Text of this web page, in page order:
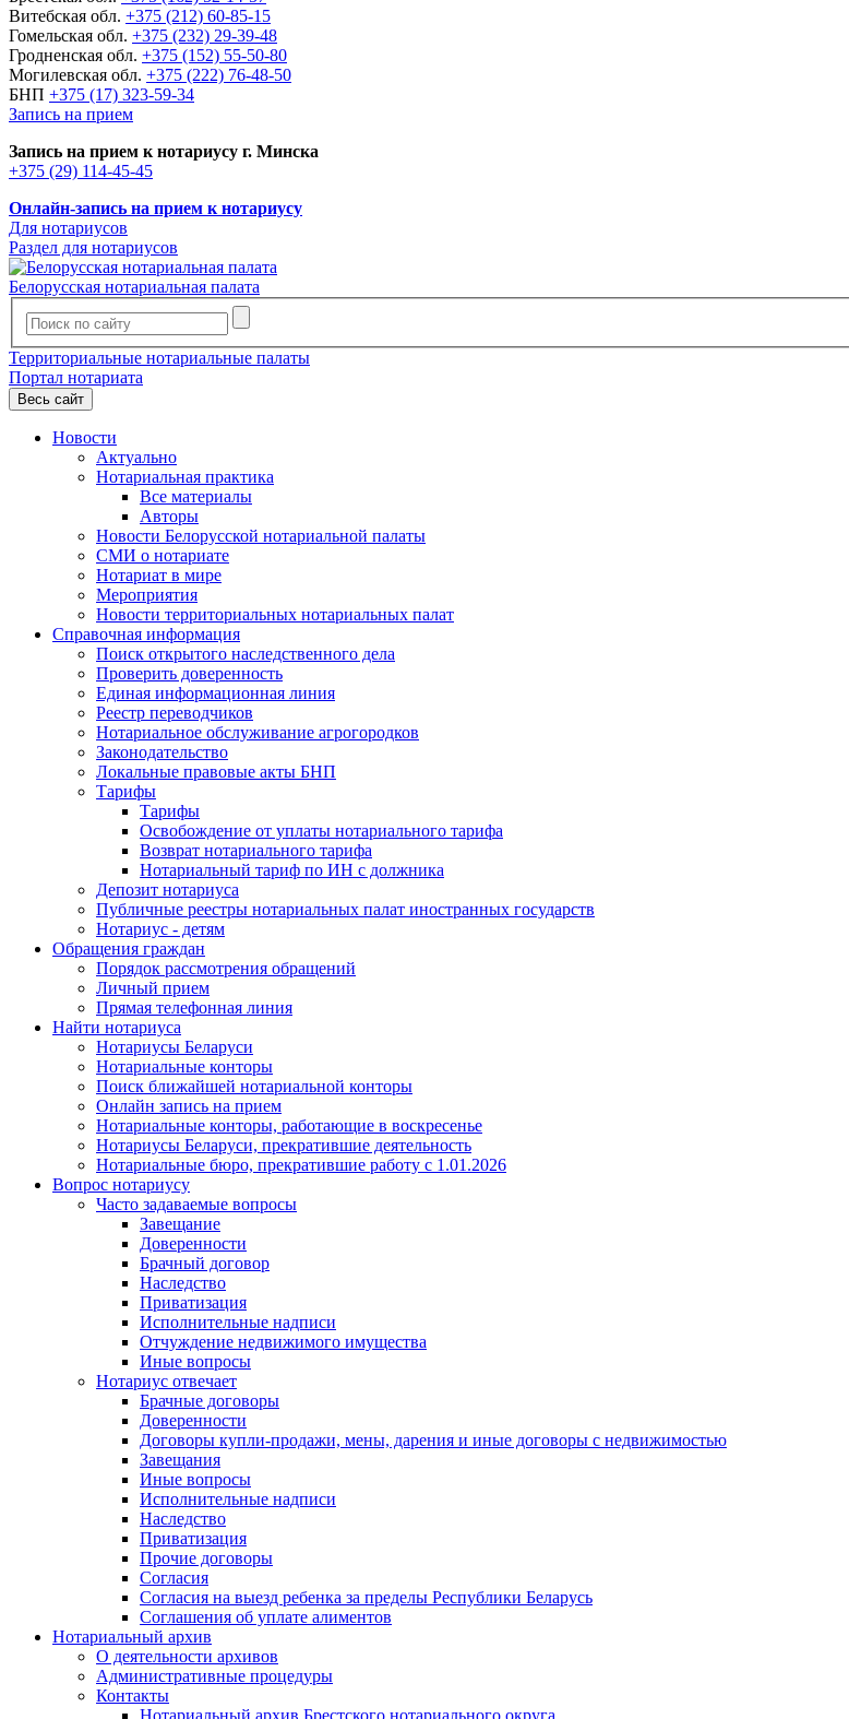
Витебская обл. +375 (212) 60-85-15
Гомельская обл. +375 (232) 29-39-48
Гродненская обл. +375 (152) 55-50-80
Могилевская обл. +375 (222) 76-48-50
БНП +375 (17) 323-59-34
Запись на прием
Запись на прием к нотариусу г. Минска
+375 (29) 114-45-45
Онлайн-запись на прием к нотариусу
Для нотариусов
Раздел для нотариусов
Белорусская нотариальная палата
Территориальные нотариальные палаты
Портал нотариата
Весь сайт
Новости
Актуально
Нотариальная практика
Все материалы
Авторы
Новости Белорусской нотариальной палаты
СМИ о нотариате
Нотариат в мире
Мероприятия
Новости территориальных нотариальных палат
Справочная информация
Поиск открытого наследственного дела
Проверить доверенность
Единая информационная линия
Реестр переводчиков
Нотариальное обслуживание агрогородков
Законодательство
Локальные правовые акты БНП
Тарифы
Тарифы
Освобождение от уплаты нотариального тарифа
Возврат нотариального тарифа
Нотариальный тариф по ИН с должника
Депозит нотариуса
Публичные реестры нотариальных палат иностранных государств
Нотариус - детям
Обращения граждан
Порядок рассмотрения обращений
Личный прием
Прямая телефонная линия
Найти нотариуса
Нотариусы Беларуси
Нотариальные конторы
Поиск ближайшей нотариальной конторы
Онлайн запись на прием
Нотариальные конторы, работающие в воскресенье
Нотариусы Беларуси, прекратившие деятельность
Нотариальные бюро, прекратившие работу с 1.01.2026
Вопрос нотариусу
Часто задаваемые вопросы
Завещание
Доверенности
Брачный договор
Наследство
Приватизация
Исполнительные надписи
Отчуждение недвижимого имущества
Иные вопросы
Нотариус отвечает
Брачные договоры
Доверенности
Договоры купли-продажи, мены, дарения и иные договоры с недвижимостью
Завещания
Иные вопросы
Исполнительные надписи
Наследство
Приватизация
Прочие договоры
Согласия
Согласия на выезд ребенка за пределы Республики Беларусь
Соглашения об уплате алиментов
Нотариальный архив
О деятельности архивов
Административные процедуры
Контакты
Нотариальный архив Брестского нотариального округа